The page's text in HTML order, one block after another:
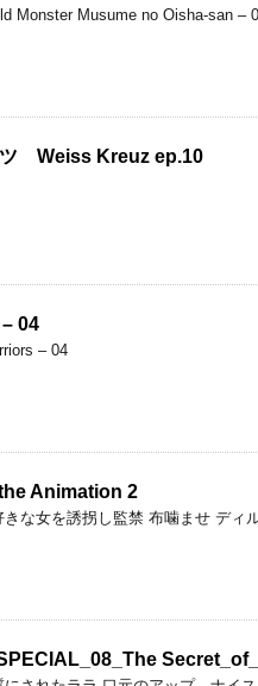
Monster Musume no Oisha-san –
ツ Weiss Kreuz ep.10
04
– 04
Animation 2
な女を誘拐し監禁 布噛ませ ディ